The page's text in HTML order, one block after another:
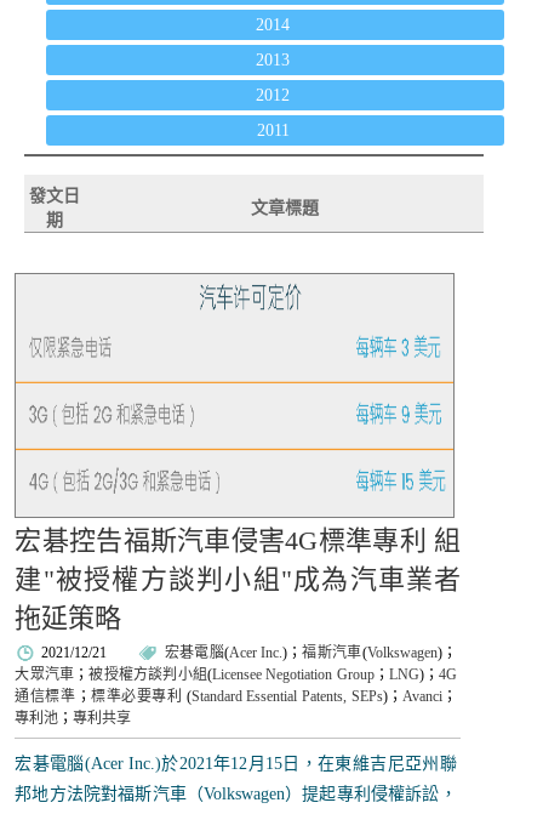
2014
2013
2012
2011
發文日
期
文章標題
宏碁控告福斯汽車侵害4G標準專利 組
建"被授權方談判小組"成為汽車業者
拖延策略
2021/12/21 宏碁電腦(Acer Inc.)；福斯汽車(Volkswagen)；
大眾汽車 ；被授權方談判小組(Licensee Negotiation Group； LNG)； 4G
通信標準 ； 標準必要專利 (Standard Essential Patents, SEPs)； Avanci；
專利池 ；專利共享
宏碁電腦(Acer Inc.)於2021年12月15日，在東維吉尼亞州聯
邦地方法院對福斯汽車（Volkswagen）提起專利侵權訴訟，